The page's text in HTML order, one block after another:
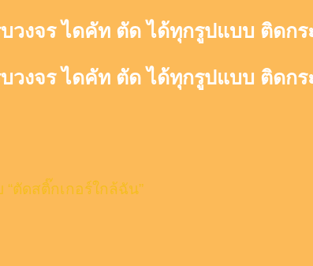
วงจร ไดคัท ตัด ได้ทุกรูปแบบ ติดก
วงจร ไดคัท ตัด ได้ทุกรูปแบบ ติดก
ตัดสติ๊กเกอร์ใกล้ฉัน”